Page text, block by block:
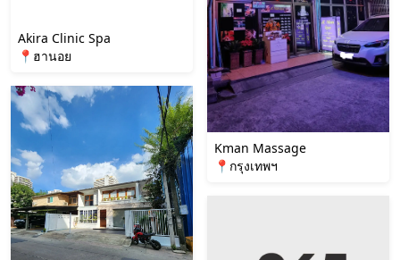
Akira Clinic Spa
📍ฮานอย
Kman Massage
📍กรุงเทพฯ